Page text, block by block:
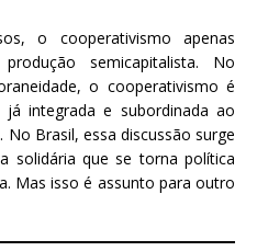
o cooperativismo apenas
semicapitalista. No
o cooperativismo é
integrada e subordinada ao
Brasil, essa discussão surge
solidária que se torna política
Mas isso é assunto para outro